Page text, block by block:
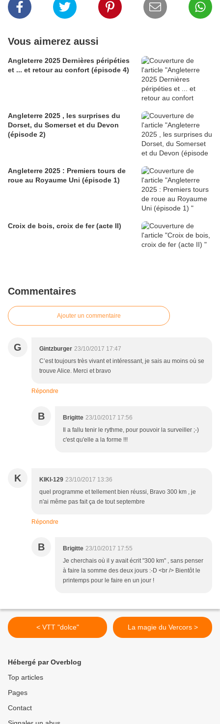
Vous aimerez aussi
Angleterre 2025 Dernières péripéties
et ... et retour au confort (épisode 4)
Angleterre 2025 , les surprises du
Dorset, du Somerset et du Devon
(épisode 2)
Angleterre 2025 : Premiers tours de
roue au Royaume Uni (épisode 1)
Croix de bois, croix de fer (acte II)
Commentaires
Ajouter un commentaire
G Gintzburger 23/10/2017 17:47
C’est toujours très vivant et intéressant, je sais au moins où se
trouve Alice. Merci et bravo
Répondre
B Brigitte 23/10/2017 17:56
Il a fallu tenir le rythme, pour pouvoir la surveiller ;-)
c'est qu'elle a la forme !!!
K KIKI-129 23/10/2017 13:36
quel programme et tellement bien réussi, Bravo 300 km , je
n'ai même pas fait ça de tout septembre
Répondre
B Brigitte 23/10/2017 17:55
Je cherchais où il y avait écrit "300 km" , sans penser
à faire la somme des deux jours :-D <br /> Bientôt le
printemps pour le faire en un jour !
< VTT "dolce" La magie du Vercors >
Hébergé par Overblog
Top articles
Pages
Contact